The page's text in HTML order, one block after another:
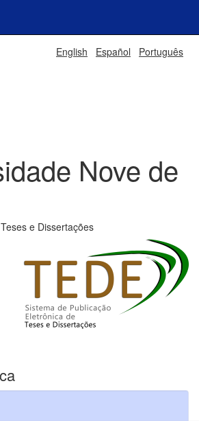
English Español Português
Nove de
e Dissertações